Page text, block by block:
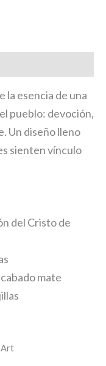
la esencia de una
pueblo: devoción,
Un diseño lleno
sienten vínculo
del Cristo de
mate
Art